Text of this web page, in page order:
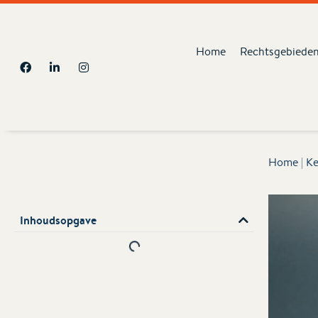
Home
Home |
Inhoudsopgave